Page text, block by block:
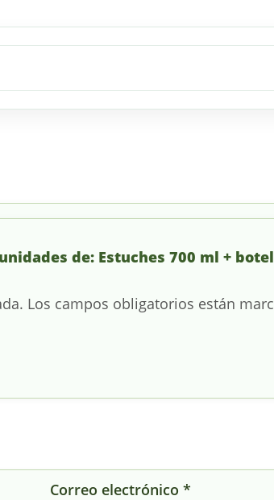
de: Estuches 700 ml +
Los campos obligatorios están
Correo electrónico*